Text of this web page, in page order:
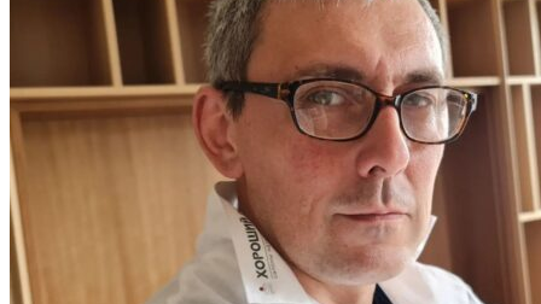
обработку своих персональных данных
и
соглашаюсь с
политикой конфиденциальности.
Заказать
Ваш заказ отправлен!